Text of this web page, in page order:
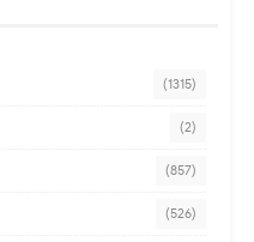
(1315)
(2)
(857)
(526)